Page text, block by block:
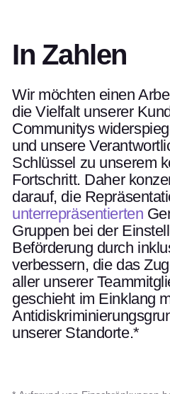
In Zahlen
Wir möchten einen
die Vielfalt unserer
Communitys
und unsere
Schlüssel zu unserem
Fortschritt. Daher
darauf, die
unterrepräsentierten
Gruppen bei der
Beförderung durch
verbessern, die das
aller unserer
geschieht im Einklang
unserer Standorte.*